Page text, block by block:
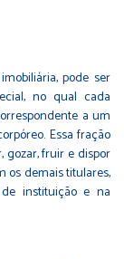
pode ser
no qual cada
a um
Essa fração
gozar, fruir e dispor
os demais titulares,
instituição e na